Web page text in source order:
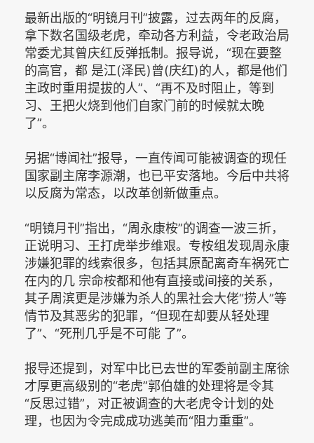
最新出版的“明镜月刊”披露，过去两年的反腐，
拿下数名国级老虎，牵动各方利益，令老政治局
常委尤其曾庆红反弹抵制。报导说，“现在要整
的高官，都 是江(泽民)曾(庆红)的人，都是他们
主政时重用提拔的人”、“再不及时阻止，等到
习、王把火烧到他们自家门前的时候就太晚
了”。
另据“博闻社”报导，一直传闻可能被调查的现任
国家副主席李源潮，也已平安落地。今后中共将
以反腐为常态，以改革创新做重点。
“明镜月刊”指出，“周永康桉”的调查一波三折，
正说明习、王打虎举步维艰。专桉组发现周永康
涉嫌犯罪的线索很多，包括其原配离奇车祸死亡
在内的几 宗命桉都和他有直接或间接的关系，
其子周滨更是涉嫌为杀人的黑社会大佬“捞人”等
情节及其恶劣的犯罪，“但现在却要从轻处理
了”、“死刑几乎是不可能 了”。
报导还提到，对军中比已去世的军委前副主席徐
才厚更高级别的“老虎”郭伯雄的处理将是令其
“反思过错”，对正被调查的大老虎令计划的处
理，也因为令完成成功逃美而“阻力重重”。